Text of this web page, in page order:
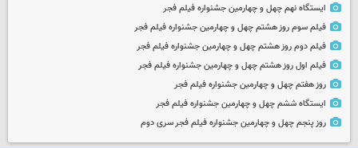
ایستگاه نهم چهل و چهارمین جشنواره فیلم فجر
فیلم سوم روز هشتم چهل و چهارمین جشنواره فیلم فجر
فیلم دوم روز هشتم چهل و چهارمین جشنواره فیلم فجر
فیلم اول روز هشتم چهل و چهارمین جشنواره فیلم فجر
روز هفتم چهل و چهارمین جشنواره فیلم فجر
ایستگاه ششم چهل و چهارمین جشنواره فیلم فجر
روز پنجم چهل و چهارمین جشنواره فیلم فجر سری دوم